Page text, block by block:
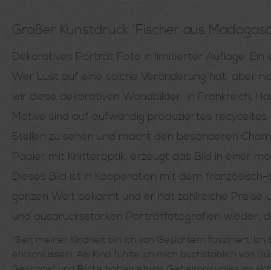
Großer Kunstdruck 'Fischer aus
Dekoratives Porträt Foto in limitierter Auflage. Ein
Wer Lust auf eine solche Veränderung hat, aber
wir diese dekorativen Wandbilder in Frankreich.
Motive sind auf aufwändig produziertes
Stellen zu sehen und macht den besonderen
Papier mit Knitteroptik, erzeugt das Bild in einer
Dieses Bild ist in Kooperation mit dem
ganzen Welt bekannt und er hat zahlreiche Preise
und ausdrucksstarken Porträtfotografien wieder,
"Seit meiner Kindheit bin ich von Gesichtern fasziniert.
entschlüsseln. Als Kind fühlte ich mich buchstäblich von